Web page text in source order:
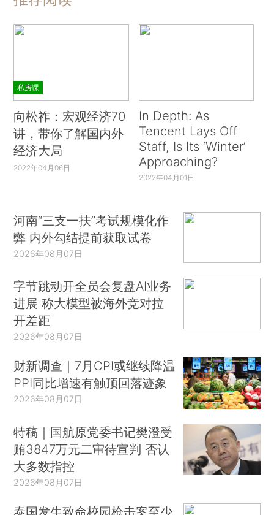
私房课
向松祚：宏观经济70
讲，带你了解国内外
经济大局
2022年04月06日
In Depth: As
Tencent Lays Off
Staff, Is Its ‘Winter’
Approaching?
2022年04月01日
河南“三支一扶”考试规模化作
弊 内外勾结提前获取试卷
2026年08月07日
字节跳动开全员会复盘AI业务
进展 称大模型被海外竞对拉
开差距
2026年08月07日
财新调查｜7月CPI或继续降温
PPI同比增速有触顶回落迹象
2026年08月07日
特稿｜国航原党委书记樊澄受
贿3847万元二审待宣判 否认
大多数指控
2026年08月07日
泰国发生致命校园枪击案至少